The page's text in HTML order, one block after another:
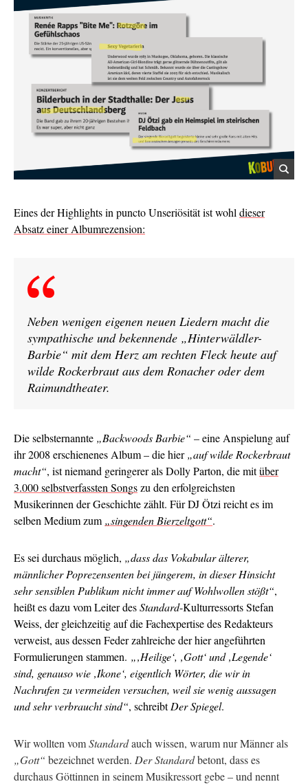
Eines der Highlights in puncto Unseriösität ist wohl dieser
Absatz einer Albumrezension:
Neben wenigen eigenen neuen Liedern macht die
sympathische und bekennende „Hinterwäldler-
Barbie“ mit dem Herz am rechten Fleck heute auf
wilde Rockerbraut aus dem Ronacher oder dem
Raimundtheater.
Die selbsternannte „Backwoods Barbie“ – eine Anspielung auf
ihr 2008 erschienenes Album – die hier„auf wilde Rockerbraut
macht“, ist niemand geringerer als Dolly Parton, die mitüber
3.000 selbstverfassten Songszu den erfolgreichsten
Musikerinnen der Geschichte zählt. Für DJ Ötzi reicht es im
selben Medium zum „singenden Bierzeltgott“.
Es sei durchaus möglich, „dass das Vokabular älterer,
männlicher Poprezensenten bei jüngerem, in dieser Hinsicht
sehr sensiblen Publikum nicht immer auf Wohlwollen stößt“,
heißt es dazu vom Leiter desStandard-Kulturressorts Stefan
Weiss, der gleichzeitig auf die Fachexpertise des Redakteurs
verweist, aus dessen Feder zahlreiche der hier angeführten
Formulierungen stammen. „‚Heilige‘, ‚Gott‘ und ‚Legende‘
sind, genauso wie ‚Ikone‘, eigentlich Wörter, die wir in
Nachrufen zu vermeiden versuchen, weil sie wenig aussagen
und sehr verbraucht sind“, schreibtDer Spiegel.
Wir wollten vomStandardauch wissen, warum nur Männer als
„Gott“ bezeichnet werden. Der Standardbetont, dass es
durchaus Göttinnen in seinem Musikressort gebe – und nennt